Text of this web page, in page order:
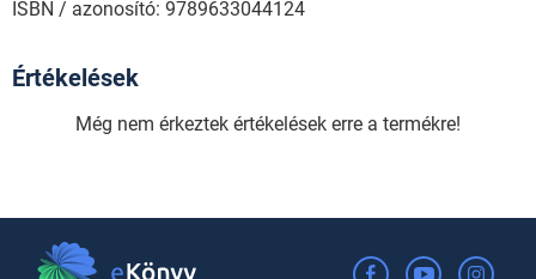
ISBN / azonosító: 9789633044124
Értékelések
Még nem érkeztek értékelések erre a termékre!